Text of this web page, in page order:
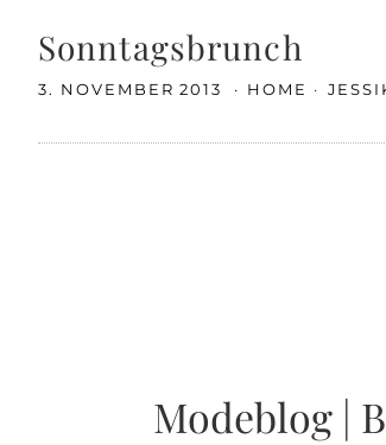
Sonntagsbrunch
3. NOVEMBER 2013 HOME
Modeblog |